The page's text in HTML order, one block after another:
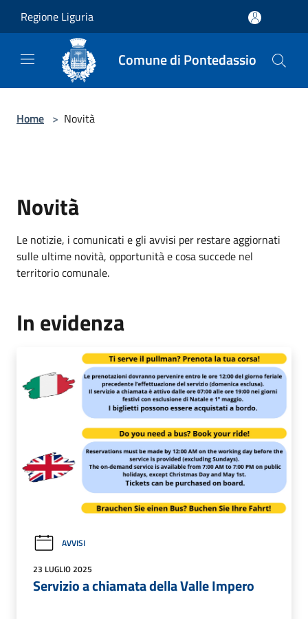
Regione Liguria
Comune di Pontedassio
Home > Novità
Novità
Le notizie, i comunicati e gli avvisi per restare aggiornati
sulle ultime novità, opportunità e cosa succede nel
territorio comunale.
In evidenza
AVVISI
23 LUGLIO 2025
Servizio a chiamata della Valle Impero